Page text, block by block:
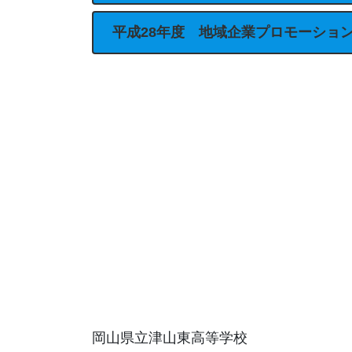
平成28年度 地域企業プロモーショ
岡山県立津山東高等学校